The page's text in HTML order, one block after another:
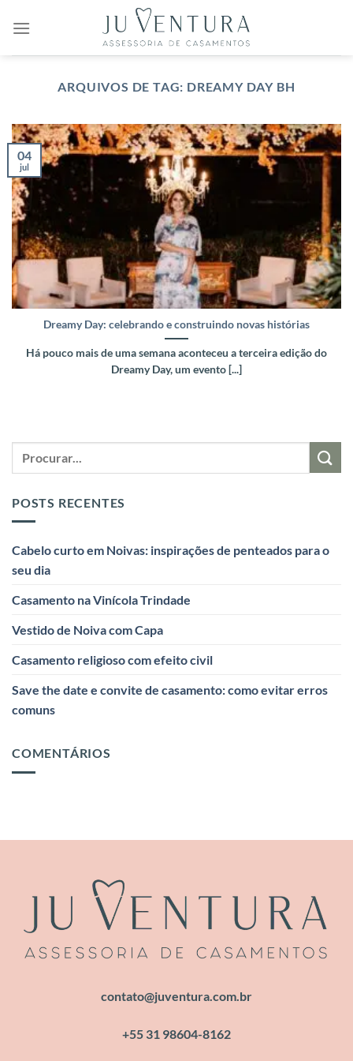
ARQUIVOS DE TAG: DREAMY DAY BH
Dreamy Day: celebrando e construindo novas histórias
Há pouco mais de uma semana aconteceu a terceira edição do
Dreamy Day, um evento [...]
04
jul
POSTS RECENTES
Cabelo curto em Noivas: inspirações de penteados para o
seu dia
Casamento na Vinícola Trindade
Vestido de Noiva com Capa
Casamento religioso com efeito civil
Save the date e convite de casamento: como evitar erros
comuns
COMENTÁRIOS
contato@juventura.com.br
+55 31 98604-8162